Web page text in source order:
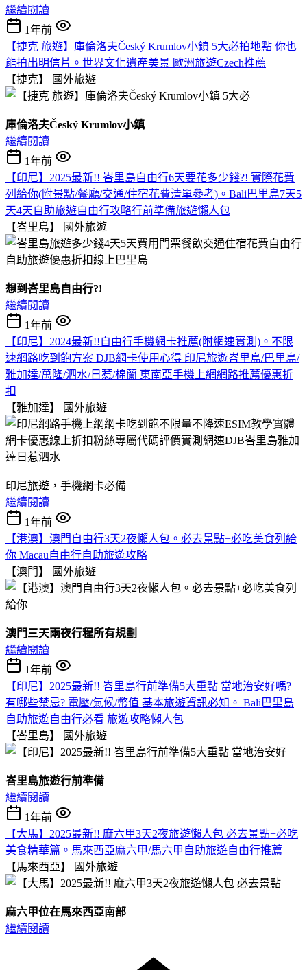
繼續閱讀
1年前
【捷克 旅遊】庫倫洛夫Český Krumlov小鎮 5大必拍地點 你也
能拍出明信片。世界文化遺產美景 歐洲旅遊Czech推薦
【捷克】
國外旅遊
庫倫洛夫Český Krumlov小鎮
繼續閱讀
1年前
【印尼】2025最新!! 峇里島自由行6天要花多少錢?! 實際花費
列給你(附景點/餐廳/交通/住宿花費清單參考)。Bali巴里島7天5
天4天自助旅遊自由行攻略行前準備旅遊懶人包
【峇里島】
國外旅遊
想到峇里島自由行?!
繼續閱讀
1年前
【印尼】2024最新!!自由行手機網卡推薦(附網速實測)。不限
速網路吃到飽方案 DJB網卡使用心得 印尼旅遊峇里島/巴里島/
雅加達/萬隆/泗水/日惹/棉蘭 東南亞手機上網網路推薦優惠折
扣
【雅加達】
國外旅遊
印尼旅遊，手機網卡必備
繼續閱讀
1年前
【港澳】澳門自由行3天2夜懶人包。必去景點+必吃美食列給
你 Macau自由行自助旅遊攻略
【澳門】
國外旅遊
澳門三天兩夜行程所有規劃
繼續閱讀
1年前
【印尼】2025最新!! 峇里島行前準備5大重點 當地治安好嗎?
有哪些禁忌? 電壓/氣候/幣值 基本旅遊資訊必知。 Bali巴里島
自助旅遊自由行必看 旅遊攻略懶人包
【峇里島】
國外旅遊
峇里島旅遊行前準備
繼續閱讀
1年前
【大馬】2025最新!! 麻六甲3天2夜旅遊懶人包 必去景點+必吃
美食精華篇。馬來西亞麻六甲/馬六甲自助旅遊自由行推薦
【馬來西亞】
國外旅遊
麻六甲位在馬來西亞南部
繼續閱讀